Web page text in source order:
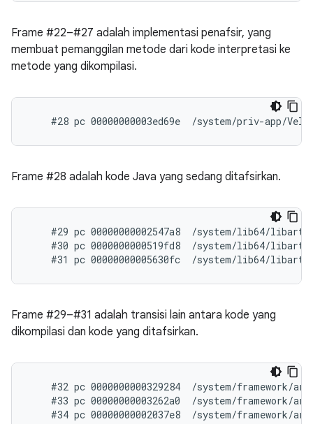
Frame #22–#27 adalah implementasi penafsir, yang
membuat pemanggilan metode dari kode interpretasi ke
metode yang dikompilasi.
Frame #28 adalah kode Java yang sedang ditafsirkan.
#29 pc 00000000002547a8  /system/lib64/
#30 pc 0000000000519fd8  /system/lib64/
Frame #29–#31 adalah transisi lain antara kode yang
dikompilasi dan kode yang ditafsirkan.
#32 pc 0000000000329284  /system/framework/
#33 pc 00000000003262a0  /system/framework/